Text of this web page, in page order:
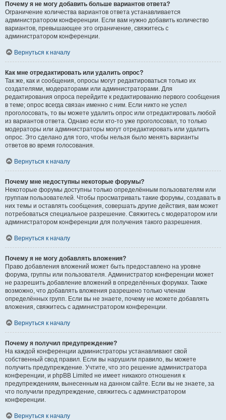
Почему я не могу добавить больше вариантов ответа?
Ограничение количества вариантов ответа устанавливается
администратором конференции. Если вам нужно добавить количество
вариантов, превышающее это ограничение, свяжитесь с
администратором конференции.
Вернуться к началу
Как мне отредактировать или удалить опрос?
Так же, как и сообщения, опросы могут редактироваться только их
создателями, модераторами или администраторами. Для
редактирования опроса перейдите к редактированию первого сообщения
в теме; опрос всегда связан именно с ним. Если никто не успел
проголосовать, то вы можете удалить опрос или отредактировать любой
из вариантов ответа. Однако если кто-то уже проголосовал, то только
модераторы или администраторы могут отредактировать или удалить
опрос. Это сделано для того, чтобы нельзя было менять варианты
ответов во время голосования.
Вернуться к началу
Почему мне недоступны некоторые форумы?
Некоторые форумы доступны только определённым пользователям или
группам пользователей. Чтобы просматривать такие форумы, создавать в
них темы и оставлять сообщения, совершать другие действия, вам может
потребоваться специальное разрешение. Свяжитесь с модератором или
администратором конференции для получения такого разрешения.
Вернуться к началу
Почему я не могу добавлять вложения?
Право добавления вложений может быть предоставлено на уровне
форума, группы или пользователя. Администратор конференции может
не разрешить добавление вложений в определённых форумах. Также
возможно, что добавлять вложения разрешено только членам
определённых групп. Если вы не знаете, почему не можете добавлять
вложения, свяжитесь с администратором конференции.
Вернуться к началу
Почему я получил предупреждение?
На каждой конференции администраторы устанавливают свой
собственный свод правил. Если вы нарушили правило, вы можете
получить предупреждение. Учтите, что это решение администратора
конференции, и phpBB Limited не имеет никакого отношения к
предупреждениям, вынесенным на данном сайте. Если вы не знаете, за
что получили предупреждение, свяжитесь с администратором
конференции.
Вернуться к началу